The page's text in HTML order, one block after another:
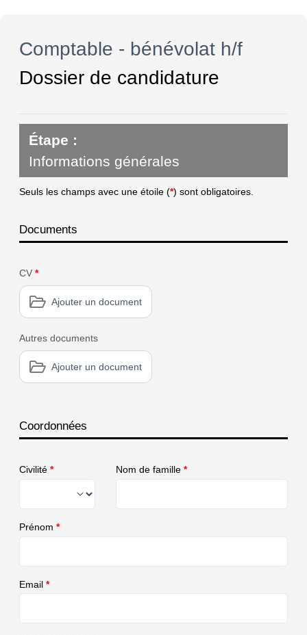
Comptable - bénévolat h/f
Dossier de candidature
Étape :
Informations générales
Seuls les champs avec une étoile (*) sont obligatoires.
Documents
CV *
Ajouter un document
Autres documents
Ajouter un document
Coordonnées
Civilité * Nom de famille *
Prénom *
Email *